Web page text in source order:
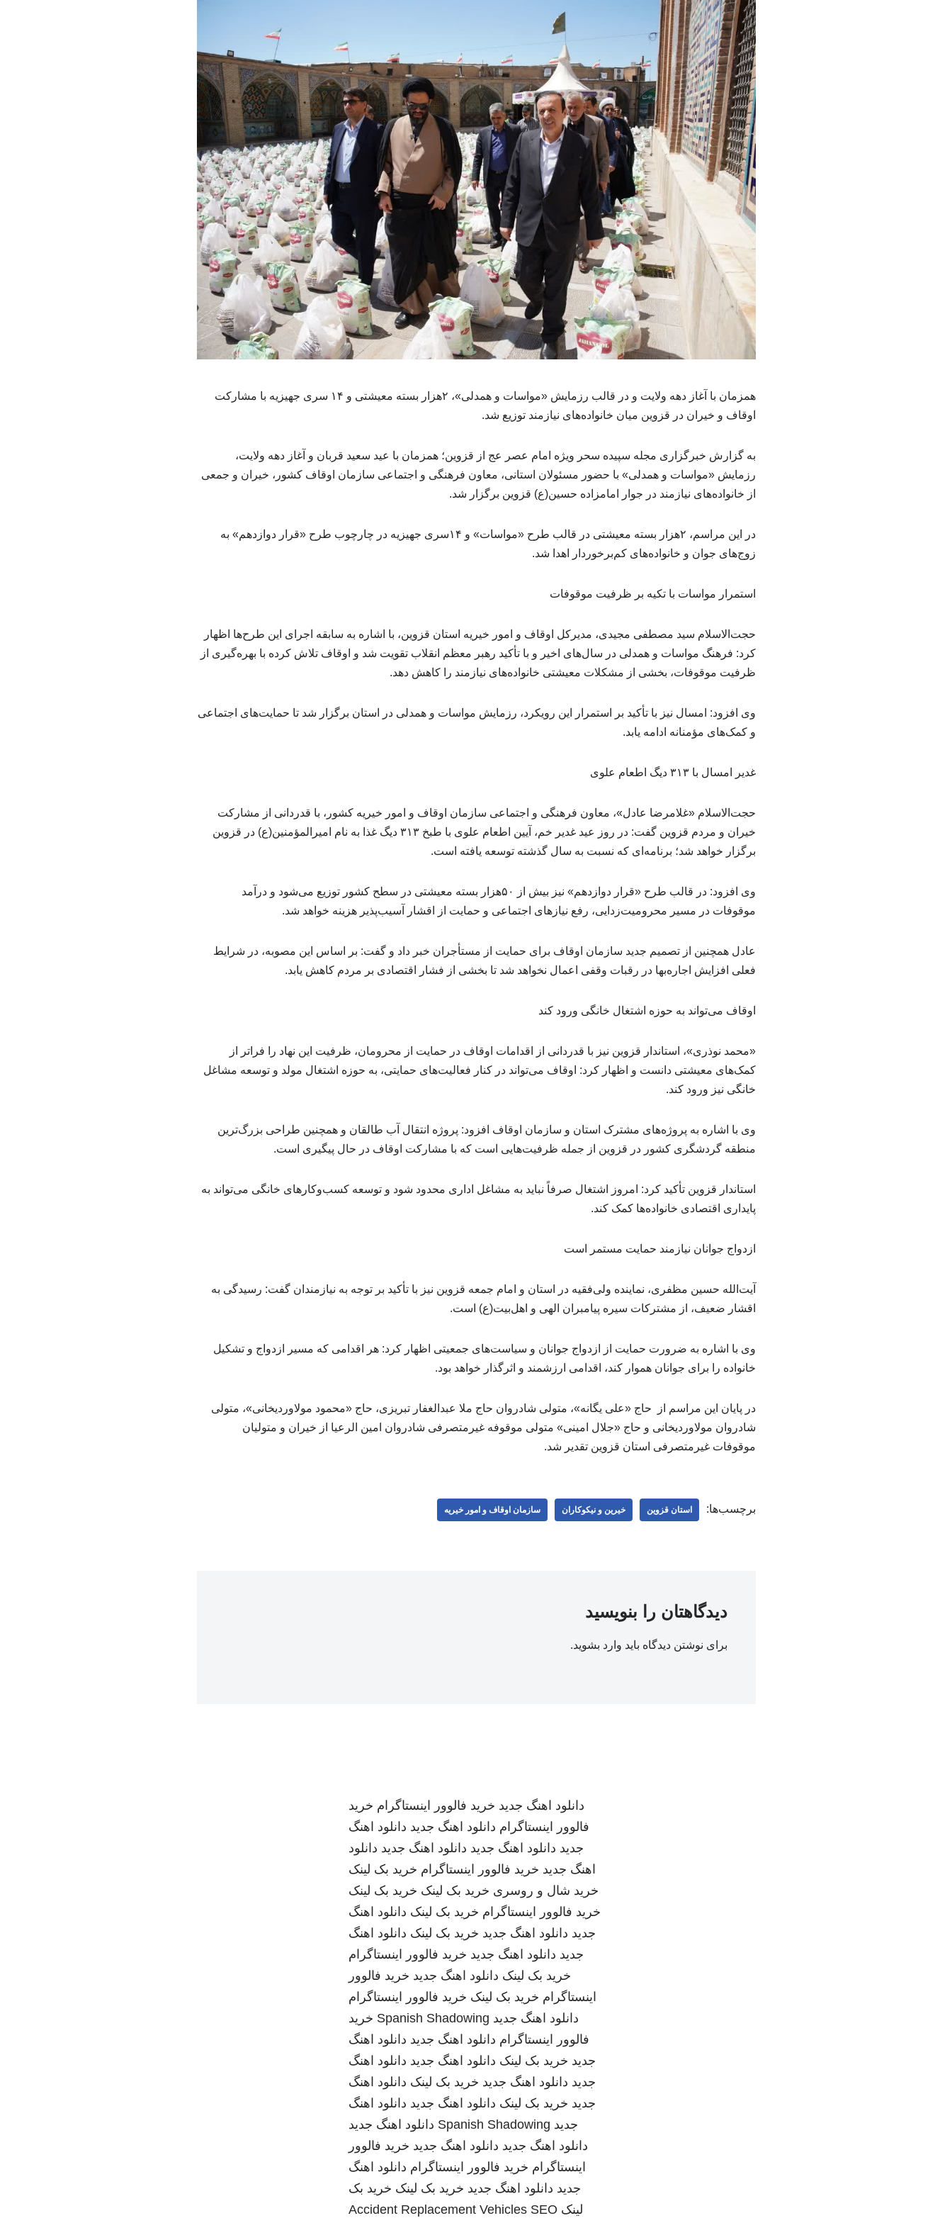
همزمان با آغاز دهه ولایت و در قالب رزمایش «مواسات و همدلی»، ۲هزار بسته معیشتی و ۱۴ سری جهیزیه با مشارکت
اوقاف و خیران در قزوین میان خانواده‌های نیازمند توزیع شد.
به گزارش خبرگزاری مجله سپیده سحر ویژه امام عصر عج از قزوین؛ همزمان با عید سعید قربان و آغاز دهه ولایت،
رزمایش «مواسات و همدلی» با حضور مسئولان استانی، معاون فرهنگی و اجتماعی سازمان اوقاف کشور، خیران و جمعی
از خانواده‌های نیازمند در جوار امامزاده حسین(ع) قزوین برگزار شد.
در این مراسم، ۲هزار بسته معیشتی در قالب طرح «مواسات» و ۱۴سری جهیزیه در چارچوب طرح «قرار دوازدهم» به
زوج‌های جوان و خانواده‌های کم‌برخوردار اهدا شد.
استمرار مواسات با تکیه بر ظرفیت موقوفات
حجت‌الاسلام سید مصطفی مجیدی، مدیرکل اوقاف و امور خیریه استان قزوین، با اشاره به سابقه اجرای این طرح‌ها اظهار
کرد: فرهنگ مواسات و همدلی در سال‌های اخیر و با تأکید رهبر معظم انقلاب تقویت شد و اوقاف تلاش کرده با بهره‌گیری از
ظرفیت موقوفات، بخشی از مشکلات معیشتی خانواده‌های نیازمند را کاهش دهد.
وی افزود: امسال نیز با تأکید بر استمرار این رویکرد، رزمایش مواسات و همدلی در استان برگزار شد تا حمایت‌های اجتماعی
و کمک‌های مؤمنانه ادامه یابد.
غدیر امسال با ۳۱۳ دیگ اطعام علوی
حجت‌الاسلام «غلامرضا عادل»، معاون فرهنگی و اجتماعی سازمان اوقاف و امور خیریه کشور، با قدردانی از مشارکت
خیران و مردم قزوین گفت: در روز عید غدیر خم، آیین اطعام علوی با طبخ ۳۱۳ دیگ غذا به نام امیرالمؤمنین(ع) در قزوین
برگزار خواهد شد؛ برنامه‌ای که نسبت به سال گذشته توسعه یافته است.
وی افزود: در قالب طرح «قرار دوازدهم» نیز بیش از ۵۰هزار بسته معیشتی در سطح کشور توزیع می‌شود و درآمد
موقوفات در مسیر محرومیت‌زدایی، رفع نیازهای اجتماعی و حمایت از اقشار آسیب‌پذیر هزینه خواهد شد.
عادل همچنین از تصمیم جدید سازمان اوقاف برای حمایت از مستأجران خبر داد و گفت: بر اساس این مصوبه، در شرایط
فعلی افزایش اجاره‌بها در رقبات وقفی اعمال نخواهد شد تا بخشی از فشار اقتصادی بر مردم کاهش یابد.
اوقاف می‌تواند به حوزه اشتغال خانگی ورود کند
«محمد نوذری»، استاندار قزوین نیز با قدردانی از اقدامات اوقاف در حمایت از محرومان، ظرفیت این نهاد را فراتر از
کمک‌های معیشتی دانست و اظهار کرد: اوقاف می‌تواند در کنار فعالیت‌های حمایتی، به حوزه اشتغال مولد و توسعه مشاغل
خانگی نیز ورود کند.
وی با اشاره به پروژه‌های مشترک استان و سازمان اوقاف افزود: پروژه انتقال آب طالقان و همچنین طراحی بزرگ‌ترین
منطقه گردشگری کشور در قزوین از جمله ظرفیت‌هایی است که با مشارکت اوقاف در حال پیگیری است.
استاندار قزوین تأکید کرد: امروز اشتغال صرفاً نباید به مشاغل اداری محدود شود و توسعه کسب‌وکارهای خانگی می‌تواند به
پایداری اقتصادی خانواده‌ها کمک کند.
ازدواج جوانان نیازمند حمایت مستمر است
آیت‌الله حسین مظفری، نماینده ولی‌فقیه در استان و امام جمعه قزوین نیز با تأکید بر توجه به نیازمندان گفت: رسیدگی به
اقشار ضعیف، از مشترکات سیره پیامبران الهی و اهل‌بیت(ع) است.
وی با اشاره به ضرورت حمایت از ازدواج جوانان و سیاست‌های جمعیتی اظهار کرد: هر اقدامی که مسیر ازدواج و تشکیل
خانواده را برای جوانان هموار کند، اقدامی ارزشمند و اثرگذار خواهد بود.
در پایان این مراسم از حاج «علی یگانه»، متولی شادروان حاج ملا عبدالغفار تبریزی، حاج «محمود مولاوردیخانی»، متولی
شادروان مولاوردیخانی و حاج «جلال امینی» متولی موقوفه غیرمتصرفی شادروان امین الرعیا از خیران و متولیان
موقوفات غیرمتصرفی استان قزوین تقدیر شد.
برچسب‌ها: استان قزوین خیرین و نیکوکاران سازمان اوقاف و امور خیریه
دیدگاهتان را بنویسید
برای نوشتن دیدگاه باید وارد بشوید.
دانلود اهنگ جدید خرید فالوور اینستاگرام خرید
فالوور اینستاگرام دانلود اهنگ جدید دانلود اهنگ
جدید دانلود اهنگ جدید دانلود اهنگ جدید دانلود
اهنگ جدید خرید فالوور اینستاگرام خرید بک لینک
خرید شال و روسری خرید بک لینک خرید بک لینک
خرید فالوور اینستاگرام خرید بک لینک دانلود اهنگ
جدید دانلود اهنگ جدید خرید بک لینک دانلود اهنگ
جدید دانلود اهنگ جدید خرید فالوور اینستاگرام
خرید بک لینک دانلود اهنگ جدید خرید فالوور
اینستاگرام خرید بک لینک خرید فالوور اینستاگرام
دانلود اهنگ جدید Spanish Shadowing خرید
فالوور اینستاگرام دانلود اهنگ جدید دانلود اهنگ
جدید خرید بک لینک دانلود اهنگ جدید دانلود اهنگ
جدید دانلود اهنگ جدید خرید بک لینک دانلود اهنگ
جدید خرید بک لینک دانلود اهنگ جدید دانلود اهنگ
جدید Spanish Shadowing دانلود اهنگ جدید
دانلود اهنگ جدید دانلود اهنگ جدید خرید فالوور
اینستاگرام خرید فالوور اینستاگرام دانلود اهنگ
جدید دانلود اهنگ جدید خرید بک لینک خرید بک
لینک
Accident Replacement Vehicles SEO